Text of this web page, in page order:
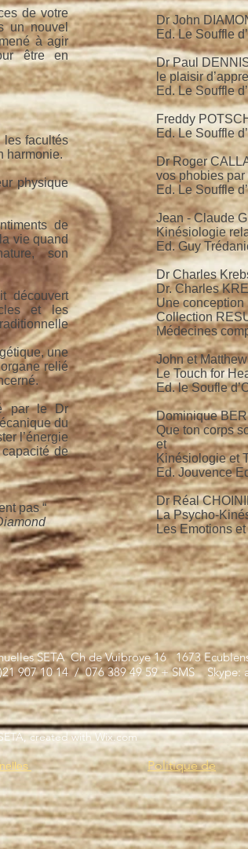
de votre
un nouvel
à agir
être en
les facultés
harmonie.
physique
de
vie quand
son
découvert
et les
une
relié
par le Dr
du
l’énergie
de
“
Dr John
Ed. Le Souffle
Dr Paul
le plaisir
Ed. Le Souffle
Freddy
Ed. Le Souffle
Dr Roger
vos phobies
Ed. Le Souffle
Jean - Claude
Kinésiologie
Ed. Guy
Dr Charles
Dr. Charles
Une conception
Collection
Médecines
John et
Le Touch for
Ed. le Soufle
Dominique
Que ton corps
et
Kinésiologie et
Ed. Jouvence
Dr Réal
La Psycho-
Les Emotions
SETA Ch de Vuibroye 16 1673
907 10 14 / 076 389 49 59 + SMS Skype:
created with Wix.com
Politique de